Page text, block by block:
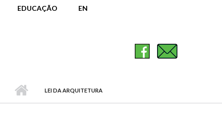
EDUCAÇÃO
EN
LEI DA ARQUITETURA